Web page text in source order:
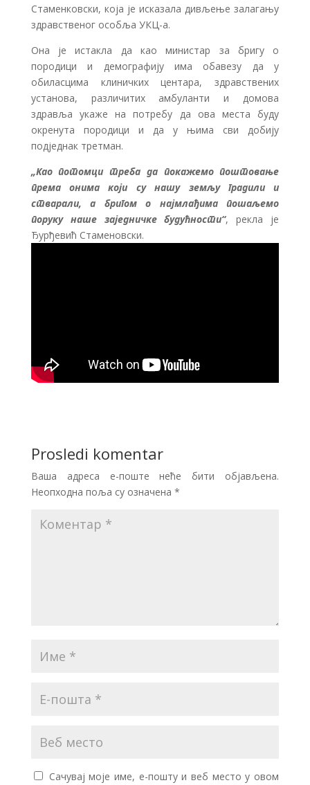
Стаменковски, која је исказала дивљење залагању
здравственог особља УКЦ-а.
Она је истакла да као министар за бригу о
породици и демографију има обавезу да у
обиласцима клиничких центара, здравствених
установа, различитих амбуланти и домова
здравља укаже на потребу да ова места буду
окренута породици и да у њима сви добију
подједнак третман.
„Као потомци треба да покажемо поштовање
према онима који су нашу земљу градили и
стварали, а бригом о најмлађима пошаљемо
поруку наше заједничке будућности“, рекла је
Ђурђевић Стаменовски.
Prosledi komentar
Ваша адреса е-поште неће бити објављена.
Неопходна поља су означена *
Сачувај моје име, е-пошту и веб место у овом